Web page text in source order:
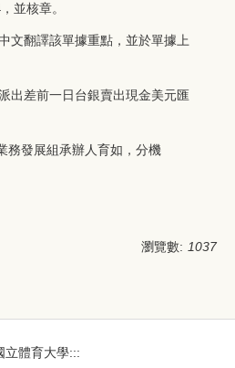
並核章。
文翻譯該單據重點，並於單據上
出差前一日台銀賣出現金美元匯
務發展組承辦人育如，分機
瀏覽數: 1037
立體育大學:::